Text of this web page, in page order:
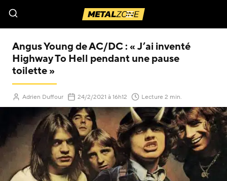
Menu
Angus Young de AC/DC : « J’ai inventé
Highway To Hell pendant une pause
toilette »
Adrien Duffour 24/2/2021 (Mis à jour le )
à 16h12 Lecture 2 min.